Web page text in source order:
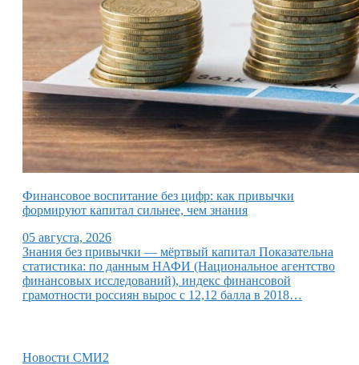
Финансовое воспитание без цифр: как привычки
формируют капитал сильнее, чем знания
05 августа, 2026
Знания без привычки — мёртвый капитал Показательна
статистика: по данным НАФИ (Национальное агентство
финансовых исследований), индекс финансовой
грамотности россиян вырос с 12,12 балла в 2018…
Новости СМИ2